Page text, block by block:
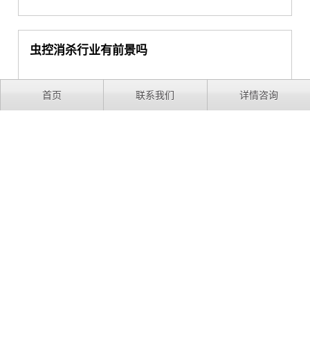
虫控消杀行业有前景吗
在大家的日常生活中，像老鼠，蟑螂还有蚊子等这些小动
首页 联系我们 详情咨询